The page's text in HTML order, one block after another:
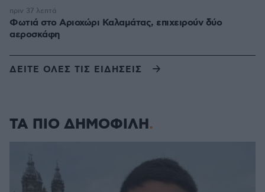
Φωτιά στο Αριοχώρι Καλαμάτας, επιχειρούν δύο
αεροσκάφη
πριν 37 λεπτά
ΔΕΙΤΕ ΟΛΕΣ ΤΙΣ ΕΙΔΗΣΕΙΣ
ΤΑ ΠΙΟ ΔΗΜΟΦΙΛΗ